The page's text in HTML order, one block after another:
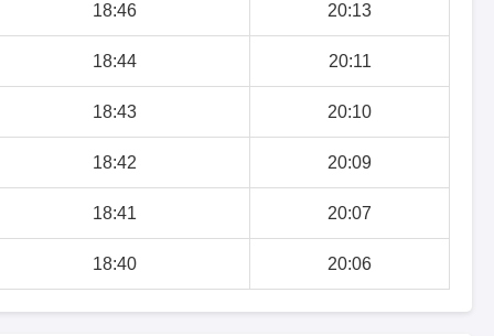
18:46 20:13
18:44 20:11
18:43 20:10
18:42 20:09
18:41 20:07
18:40 20:06